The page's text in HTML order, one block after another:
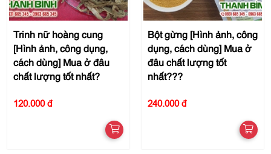
Trinh nữ hoàng cung
[Hình ảnh, công dụng,
cách dùng] Mua ở đâu
chất lượng tốt nhất?
120.000 đ
Bột gừng [Hình ảnh, công
dụng, cách dùng] Mua ở
đâu chất lượng tốt
nhất???
240.000 đ